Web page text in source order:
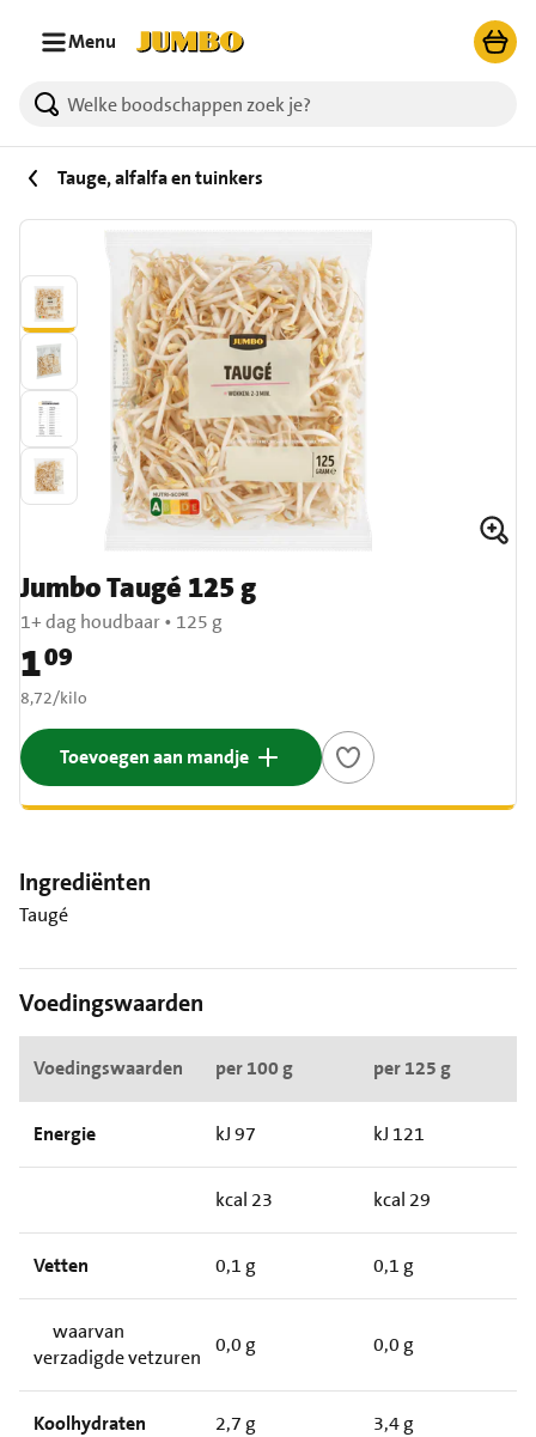
Menu
Tauge, alfalfa en tuinkers
Jumbo Taugé 125 g
1+ dag houdbaar• 125 g
Prijs: € 1,09
109
€ 8,72 per kilo
8,72/kilo
Toevoegen aan mandje
Ingrediënten
Taugé
Voedingswaarden
Voedingswaarden per 100 g per 125 g
Energie kJ 97 kJ 121
kcal 23 kcal 29
Vetten 0,1 g 0,1 g
waarvan
verzadigde vetzuren
0,0 g 0,0 g
Koolhydraten 2,7 g 3,4 g